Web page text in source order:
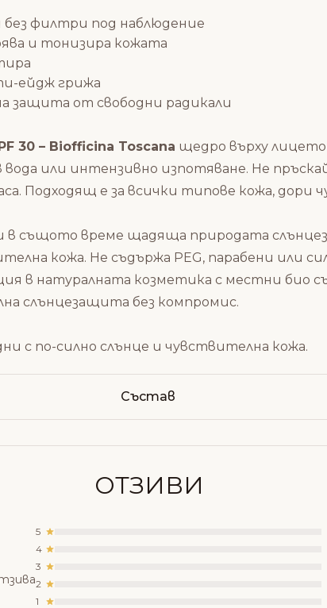
филтри под наблюдение
и тонизира кожата
ейдж грижа
защита от свободни радикали
30 – Biofficina Toscana щедро върху лицето
вода или интензивно изпотяване. Не
Подходящ е за всички типове кожа, дори
в същото време щадяща природата
кожа. Не съдържа PEG, парабени или
в натуралната козметика с местни био
слънцезащита без компромис.
с по-силно слънце и чувствителна кожа.
Състав
ОТЗИВИ
5
4
3
2
1